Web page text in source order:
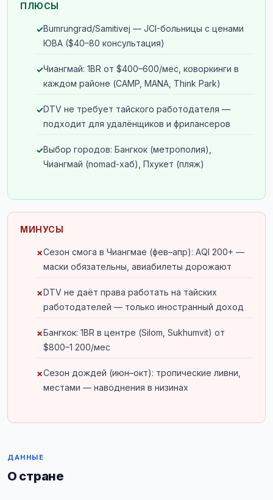
ПЛЮСЫ
Bumrungrad/Samitivej — JCI-больницы с ценами
ЮВА ($40–80 консультация)
Чиангмай: 1BR от $400–600/мес, коворкинги в
каждом районе (CAMP, MANA, Think Park)
DTV не требует тайского работодателя —
подходит для удалёнщиков и фрилансеров
Выбор городов: Бангкок (метрополия),
Чиангмай (nomad-хаб), Пхукет (пляж)
МИНУСЫ
Сезон смога в Чиангмае (фев–апр): AQI 200+ —
маски обязательны, авиабилеты дорожают
DTV не даёт права работать на тайских
работодателей — только иностранный доход
Бангкок: 1BR в центре (Silom, Sukhumvit) от
$800–1 200/мес
Сезон дождей (июн–окт): тропические ливни,
местами — наводнения в низинах
ДАННЫЕ
О стране